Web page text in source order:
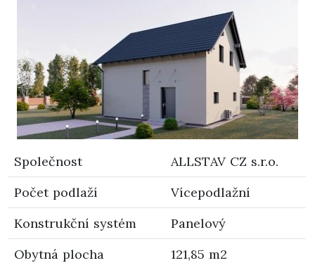
Společnost
ALLSTAV CZ s.r.o.
Počet podlaží
Vícepodlažní
Konstrukční systém
Panelový
Obytná plocha
121,85 m2